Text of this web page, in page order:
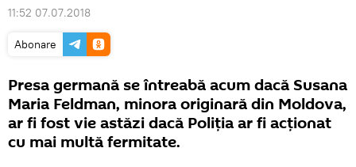
11:52 07.07.2018
Abonare
Presa germană se întreabă acum dacă Susana
Maria Feldman, minora originară din Moldova,
ar fi fost vie astăzi dacă Poliția ar fi acționat
cu mai multă fermitate.